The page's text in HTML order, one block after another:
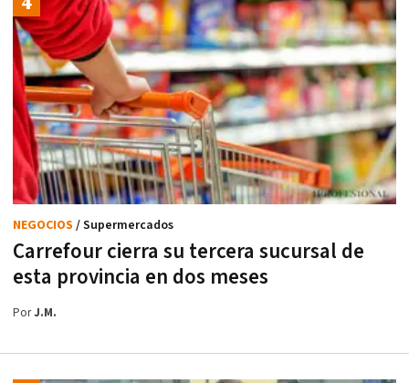
Carrefour cierra su tercera sucursal de
esta provincia en dos meses
NEGOCIOS / Supermercados
PorJ.M.